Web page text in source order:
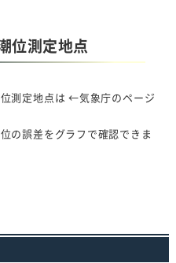
位測定地点
測定地点は ←気象庁のページ
の誤差をグラフで確認できま